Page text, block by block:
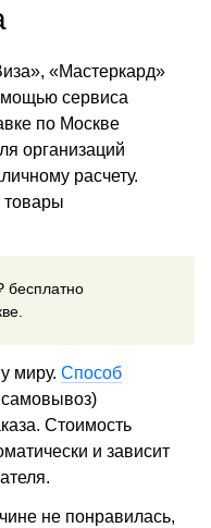
«Мастеркард»
сервиса
по Москве
организаций
расчету.
товары
бесплатно
миру. Способ
самовывоз)
Стоимость
и зависит
не понравилась,